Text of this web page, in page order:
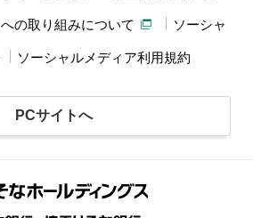
の取り組みについて ソーシャ
ソーシャルメディア利用規約
PCサイトへ